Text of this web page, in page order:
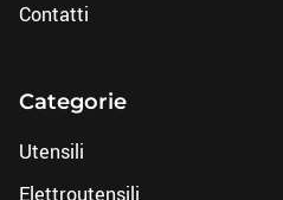
Contatti
Categorie
Utensili